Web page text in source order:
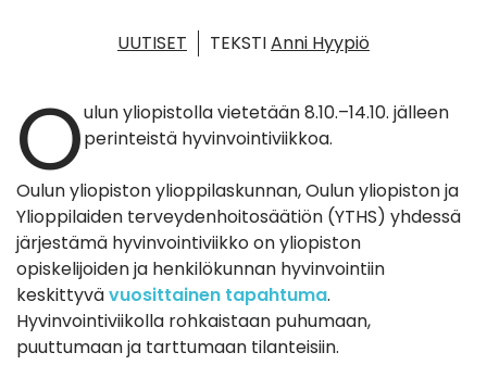
UUTISET TEKSTIAnni Hyypiö
Oulun yliopistolla vietetään 8.10.–14.10. jälleen
perinteistä hyvinvointiviikkoa.
Oulun yliopiston ylioppilaskunnan, Oulun yliopiston ja
Ylioppilaiden terveydenhoitosäätiön (YTHS) yhdessä
järjestämä hyvinvointiviikko on yliopiston
opiskelijoiden ja henkilökunnan hyvinvointiin
keskittyvävuosittainen tapahtuma.
Hyvinvointiviikolla rohkaistaan puhumaan,
puuttumaan ja tarttumaan tilanteisiin.